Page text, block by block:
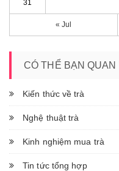
« Jul
31
CÓ THỂ BẠN QUAN
Kiến thức về trà
Nghệ thuật trà
Kinh nghiệm mua trà
Tin tức tổng hợp